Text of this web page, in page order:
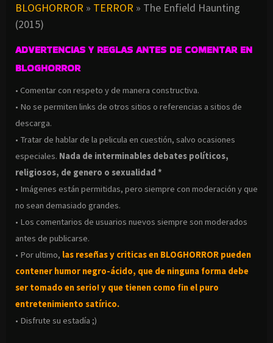
BLOGHORROR » TERROR » The Enfield Haunting
(2015)
ADVERTENCIAS Y REGLAS ANTES DE COMENTAR EN
BLOGHORROR
• Comentar con respeto y de manera constructiva.
• No se permiten links de otros sitios o referencias a sitios de
descarga.
• Tratar de hablar de la pelicula en cuestión, salvo ocasiones
especiales. Nada de interminables debates políticos,
religiosos, de genero o sexualidad *
• Imágenes están permitidas, pero siempre con moderación y que
no sean demasiado grandes.
• Los comentarios de usuarios nuevos siempre son moderados
antes de publicarse.
• Por ultimo, las reseñas y criticas en BLOGHORROR pueden
contener humor negro-ácido, que de ninguna forma debe
ser tomado en serio! y que tienen como fin el puro
entretenimiento satírico.
• Disfrute su estadía ;)